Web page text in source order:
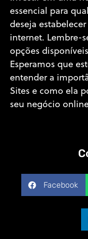
essencial para
deseja
internet. Lembre-
opções
Esperamos que
entender a
Sites e como ela
seu negócio
Facebook